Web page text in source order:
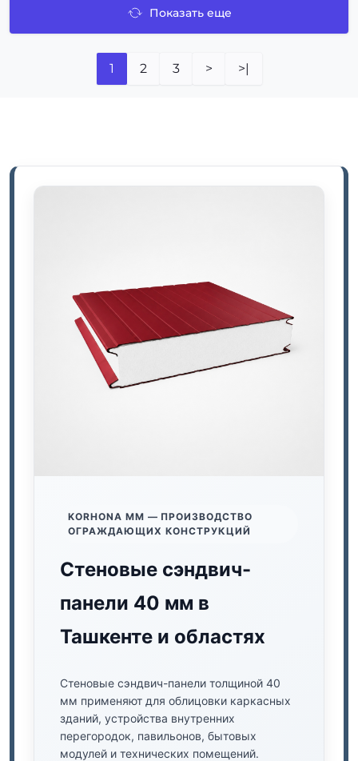
Показать еще
1 2 3 > >|
KORHONA ММ — ПРОИЗВОДСТВО
ОГРАЖДАЮЩИХ КОНСТРУКЦИЙ
Стеновые сэндвич-
панели 40 мм в
Ташкенте и областях
Стеновые сэндвич-панели толщиной 40
мм применяют для облицовки каркасных
зданий, устройства внутренних
перегородок, павильонов, бытовых
модулей и технических помещений.